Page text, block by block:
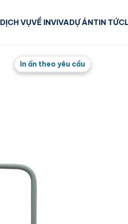
DỊCH VỤVỀ INVIVADỰ ÁNTIN TỨC
In ấn theo yêu cầu